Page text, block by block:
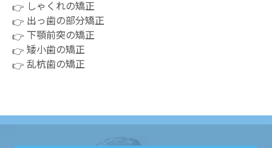
しゃくれの矯正
出っ歯の部分矯正
下顎前突の矯正
矮小歯の矯正
乱杭歯の矯正